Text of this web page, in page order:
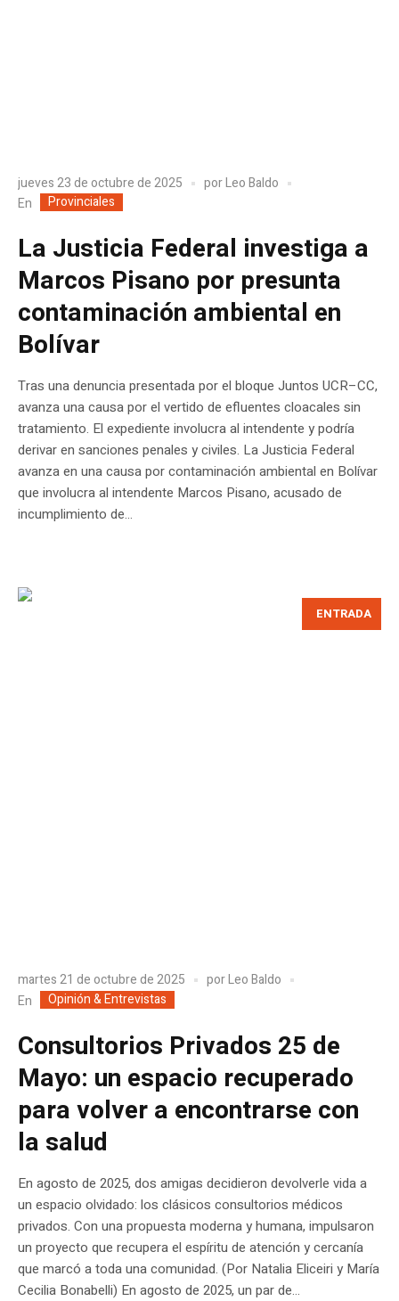
jueves 23 de octubre de 2025 porLeo Baldo
En
Provinciales
La Justicia Federal investiga a
Marcos Pisano por presunta
contaminación ambiental en
Bolívar
Tras una denuncia presentada por el bloque Juntos UCR–CC,
avanza una causa por el vertido de efluentes cloacales sin
tratamiento. El expediente involucra al intendente y podría
derivar en sanciones penales y civiles. La Justicia Federal
avanza en una causa por contaminación ambiental en Bolívar
que involucra al intendente Marcos Pisano, acusado de
incumplimiento de...
ENTRADA
martes 21 de octubre de 2025 porLeo Baldo
En
Opinión & Entrevistas
Consultorios Privados 25 de
Mayo: un espacio recuperado
para volver a encontrarse con
la salud
En agosto de 2025, dos amigas decidieron devolverle vida a
un espacio olvidado: los clásicos consultorios médicos
privados. Con una propuesta moderna y humana, impulsaron
un proyecto que recupera el espíritu de atención y cercanía
que marcó a toda una comunidad. (Por Natalia Eliceiri y María
Cecilia Bonabelli) En agosto de 2025, un par de...